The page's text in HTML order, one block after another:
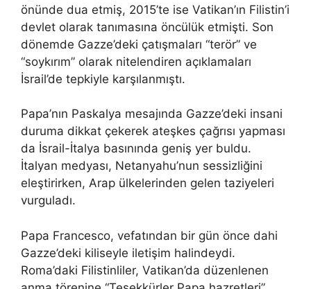
önünde dua etmiş, 2015’te ise Vatikan’ın Filistin’i
devlet olarak tanımasına öncülük etmişti. Son
dönemde Gazze’deki çatışmaları “terör” ve
“soykırım” olarak nitelendiren açıklamaları
İsrail’de tepkiyle karşılanmıştı.
Papa’nın Paskalya mesajında Gazze’deki insani
duruma dikkat çekerek ateşkes çağrısı yapması
da İsrail-İtalya basınında geniş yer buldu.
İtalyan medyası, Netanyahu’nun sessizliğini
eleştirirken, Arap ülkelerinden gelen taziyeleri
vurguladı.
Papa Francesco, vefatından bir gün önce dahi
Gazze’deki kiliseyle iletişim halindeydi.
Roma’daki Filistinliler, Vatikan’da düzenlenen